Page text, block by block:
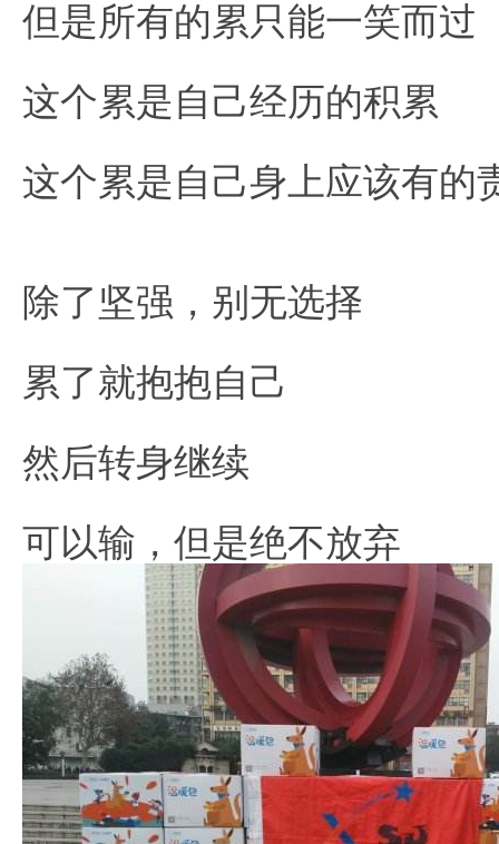
但是所有的累只能一笑而过
这个累是自己经历的积累
这个累是自己身上应该有的
除了坚强，别无选择
累了就抱抱自己
然后转身继续
可以输，但是绝不放弃